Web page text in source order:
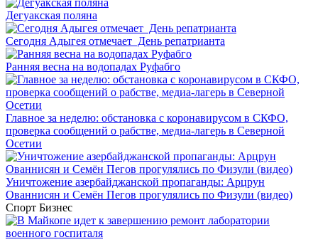
Дегуакская поляна
Сегодня Адыгея отмечает День репатрианта
Ранняя весна на водопадах Руфабго
Главное за неделю: обстановка с коронавирусом в СКФО,
проверка сообщений о рабстве, медиа-лагерь в Северной
Осетии
Уничтожение азербайджанской пропаганды: Арцрун
Ованнисян и Семён Пегов прогулялись по Физули (видео)
Спорт Бизнес